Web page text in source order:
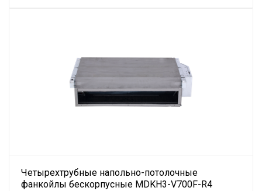
Четырехтрубные напольно-потолочные
фанкойлы бескорпусные MDKH3-V700F-R4